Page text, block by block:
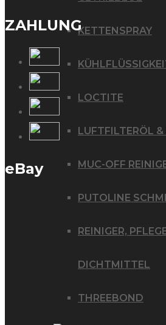
KETTENSPRAY
LOCTITE
LUFTFILTERÖL &
MUC-OFF
PUTOLINE
REINIGER,
DICHTMITTEL
THREEBOND
ZAHLUNG
eBay